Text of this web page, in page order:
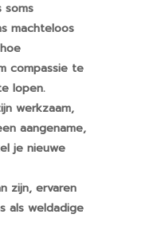
soms
machteloos
compassie te
lopen.
werkzaam,
aangename,
je nieuwe
zijn, ervaren
als weldadige